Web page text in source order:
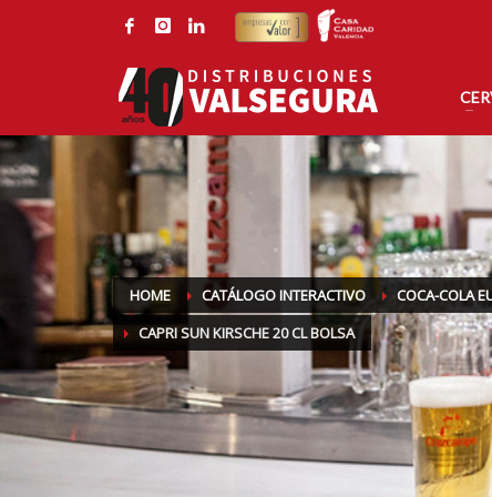
CONTACTE CON DISTRIBUCIONES VALSEGURA
valsegura@valsegura.com
HOME CATÁLOGO INTERACTIVO COCA-COLA
CAPRI SUN KIRSCHE 20 CL BOLSA